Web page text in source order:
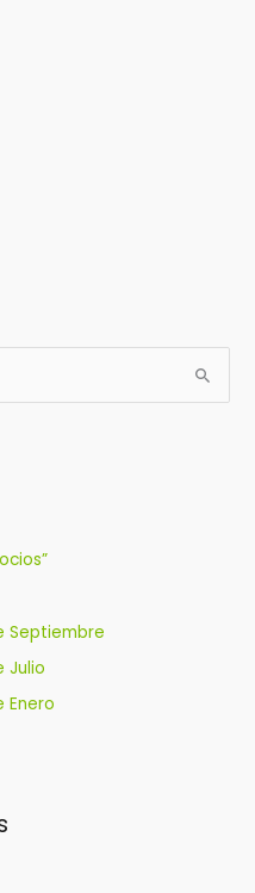
Septiembre
Julio
Enero